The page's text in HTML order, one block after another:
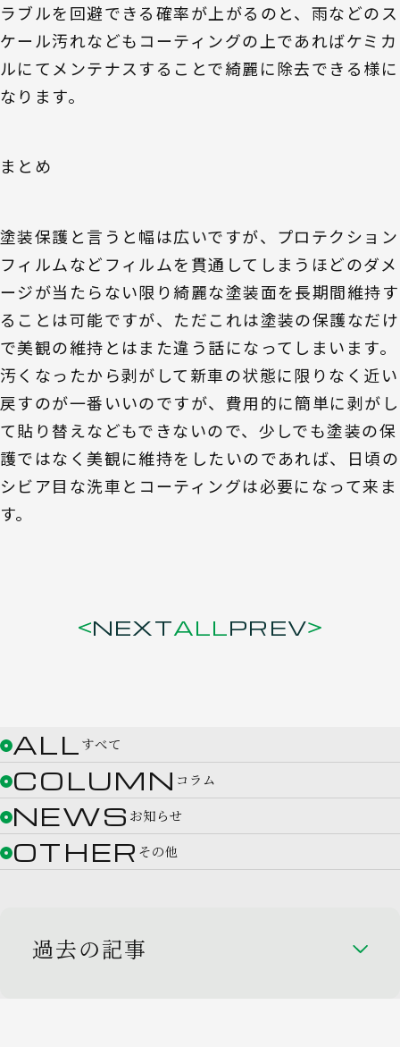
ラブルを回避できる確率が上がるのと、雨などのス
ケール汚れなどもコーティングの上であればケミカ
ルにてメンテナスすることで綺麗に除去できる様に
なります。
まとめ
塗装保護と言うと幅は広いですが、プロテクション
フィルムなどフィルムを貫通してしまうほどのダメ
ージが当たらない限り綺麗な塗装面を長期間維持す
ることは可能ですが、ただこれは塗装の保護なだけ
で美観の維持とはまた違う話になってしまいます。
汚くなったから剥がして新車の状態に限りなく近い
戻すのが一番いいのですが、費用的に簡単に剥がし
て貼り替えなどもできないので、少しでも塗装の保
護ではなく美観に維持をしたいのであれば、日頃の
シビア目な洗車とコーティングは必要になって来ま
す。
NEXTALLPREV
ALL すべて
COLUMN コラム
NEWS お知らせ
OTHER その他
過去の記事